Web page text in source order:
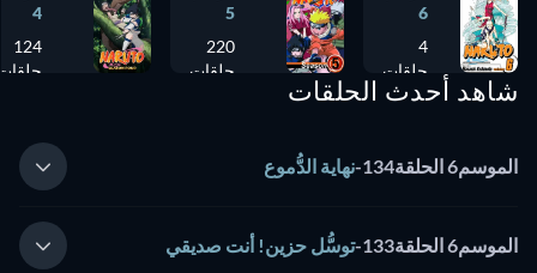
6
4
حلقات
5
220
حلقات
4
124
شاهد أحدث الحلقات
الموسم6 الحلقة134 -نهاية الدُّموع
الموسم6 الحلقة133 -توسُّل حزين! أنت صديقي